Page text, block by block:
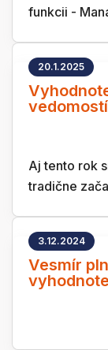
funkcii -
20.1.2025
Aj tento rok
tradične
3.12.2024
Vesmír